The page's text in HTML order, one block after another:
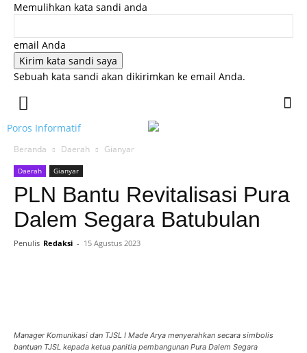
Memulihkan kata sandi anda
email Anda
Sebuah kata sandi akan dikirimkan ke email Anda.
Poros Informatif
Beranda Daerah Gianyar
Daerah Gianyar
PLN Bantu Revitalisasi Pura
Dalem Segara Batubulan
Penulis Redaksi - 15 Agustus 2023
Manager Komunikasi dan TJSL I Made Arya menyerahkan secara simbolis
bantuan TJSL kepada ketua panitia pembangunan Pura Dalem Segara